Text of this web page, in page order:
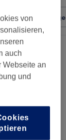
von
auch
Webseite an
und